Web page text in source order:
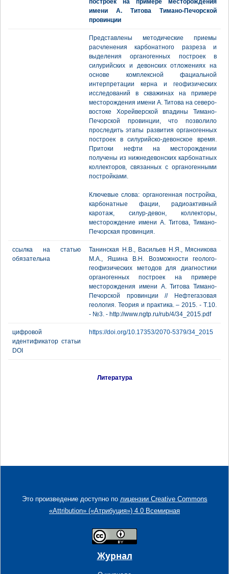
построек на примере месторождения
имени А. Титова Тимано-Печорской
провинции
Представлены методические приемы
расчленения карбонатного разреза и
выделения органогенных построек в
силурийских и девонских отложениях на
основе комплексной фациальной
интерпретации керна и геофизических
исследований в скважинах на примере
месторождения имени А. Титова на северо-
востоке Хорейверской впадины Тимано-
Печорской провинции, что позволило
проследить этапы развития органогенных
построек в силурийско-девонское время.
Притоки нефти на месторождении
получены из нижнедевонских карбонатных
коллекторов, связанных с органогенными
постройками.
Ключевые слова: органогенная постройка,
карбонатные фации, радиоактивный
каротаж, силур-девон, коллекторы,
месторождение имени А. Титова, Тимано-
Печорская провинция.
ссылка на статью
обязательна
Танинская Н.В., Васильев Н.Я., Мясникова
М.А., Яшина В.Н. Возможности геолого-
геофизических методов для диагностики
органогенных построек на примере
месторождения имени А. Титова Тимано-
Печорской провинции // Нефтегазовая
геология. Теория и практика. – 2015. - Т.10.
- №3. - http://www.ngtp.ru/rub/4/34_2015.pdf
цифровой
идентификатор статьи
DOI
https://doi.org/10.17353/2070-5379/34_2015
Литература
Это произведение доступно по лицензии Creative Commons
«Attribution» («Атрибуция») 4.0 Всемирная
Журнал